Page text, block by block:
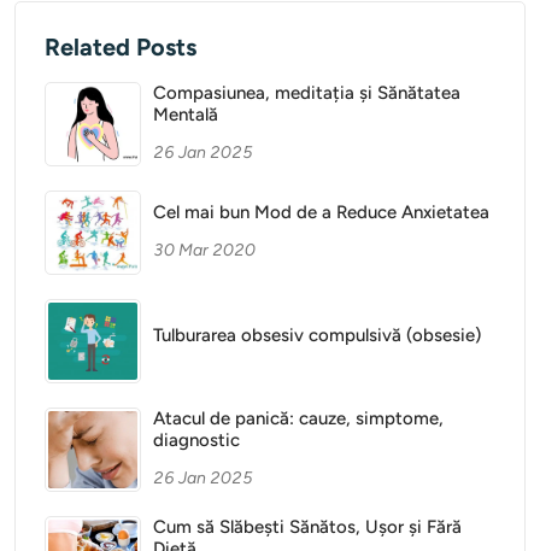
Related Posts
Compasiunea, meditația și Sănătatea
Mentală
26 Jan 2025
Cel mai bun Mod de a Reduce Anxietatea
30 Mar 2020
Tulburarea obsesiv compulsivă (obsesie)
Atacul de panică: cauze, simptome,
diagnostic
26 Jan 2025
Cum să Slăbești Sănătos, Ușor și Fără